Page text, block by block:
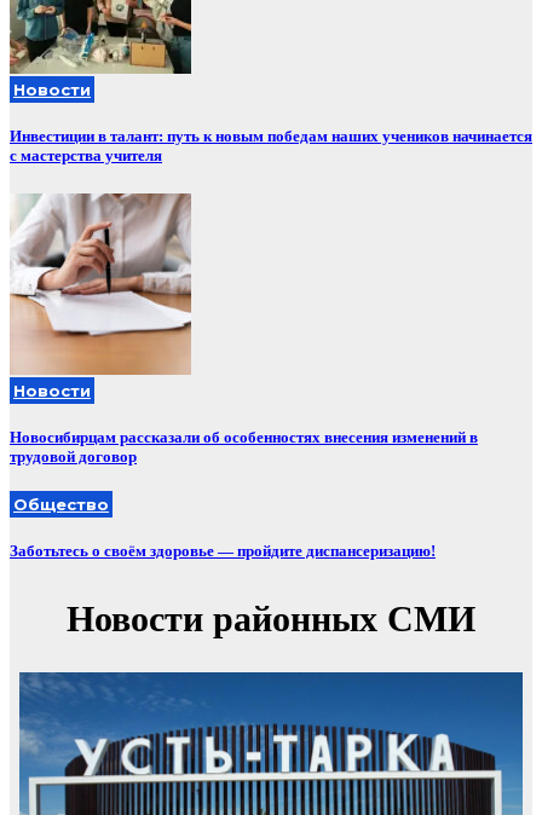
Новости
Инвестиции в талант: путь к новым победам наших учеников начинается
с мастерства учителя
Новости
Новосибирцам рассказали об особенностях внесения изменений в
трудовой договор
Общество
Заботьтесь о своём здоровье — пройдите диспансеризацию!